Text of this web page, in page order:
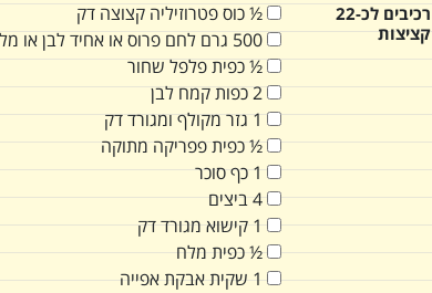
רכיבים לכ-22
קציצות
½כוספטרוזיליה קצוצה דק
500 גרם לחם פרוס או אחיד לבן או
½כפיתפלפל שחור
2כפותקמח לבן
1 גזר מקולף ומגורד דק
½כפיתפפריקה מתוקה
1 כףסוכר
4ביצים
1 קישוא מגורד דק
½כפית מלח
1 שקיתאבקת אפייה